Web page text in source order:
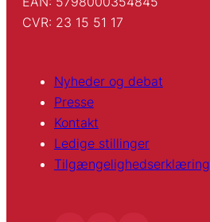
CVR: 23 15 51 17
Nyheder og debat
Presse
Kontakt
Ledige stillinger
Tilgængelighedserklæring